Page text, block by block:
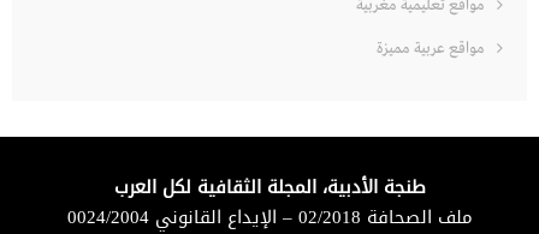
مواقع تعليمية مغربية
مواقع عربية مميزة
طنجة الأدبية، المجلة الثقافية لكل العرب
ملف الصحافة 02/2018 – الإيداع القانوني 0024/2004